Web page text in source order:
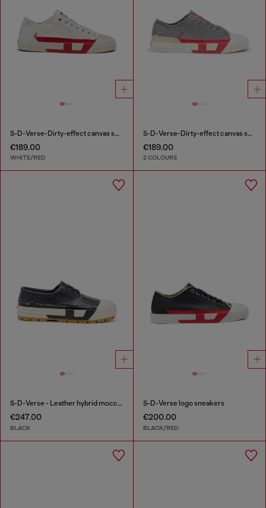
S-D-Verse-Dirty-effect canvas sneakers
€189.00
WHITE/RED
S-D-Verse-Dirty-effect canvas sneakers
€189.00
2 COLOURS
S-D-Verse - Leather hybrid moccasin
€247.00
BLACK
S-D-Verse logo sneakers
€200.00
BLACK/RED